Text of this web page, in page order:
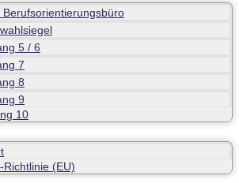
Berufsorientierungsbüro
5 / 6
7
8
9
10
Richtlinie (EU)